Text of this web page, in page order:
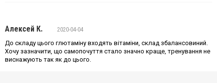
Алексей К.
2020-04-04
До складу цього глютаміну входять вітаміни, склад збалансовиний.
Хочу зазначити, що самопочуття стало значно краще, тренування не
виснажують так як до цього.